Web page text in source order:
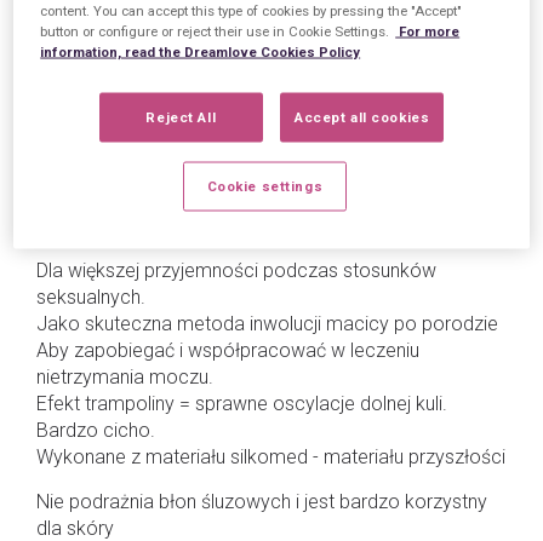
Delikatna stymulacja i skuteczny trening mięśni dna
miednicy dzięki innowacyjnemu efektowi trampoliny.
Joyballs zostały specjalnie zaprojektowane w celu
wzmocnienia dna miednicy przy użyciu wysokiej
Dla większej przyjemności podczas stosunków
seksualnych.
Jako skuteczna metoda inwolucji macicy po porodzie
Aby zapobiegać i współpracować w leczeniu
nietrzymania moczu.
Efekt trampoliny = sprawne oscylacje dolnej kuli.
Bardzo cicho.
Wykonane z materiału silkomed - materiału przyszłości
Nie podrażnia błon śluzowych i jest bardzo korzystny
dla skóry
content. You can accept this type of cookies by pressing the "Accept"
button or configure or reject their use in Cookie Settings.
For more
information, read the Dreamlove Cookies Policy
Reject All Accept all cookies
Cookie settings